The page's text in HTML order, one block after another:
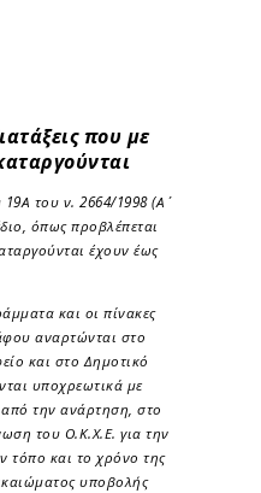
που με
του ν. 2664/1998 (Α΄
όπως προβλέπεται
έχουν έως
και οι πίνακες
αναρτώνται στο
και στο Δημοτικό
υποχρεωτικά με
την ανάρτηση, στο
του Ο.Κ.Χ.Ε. για την
τόπο και το χρόνο της
υποβολής